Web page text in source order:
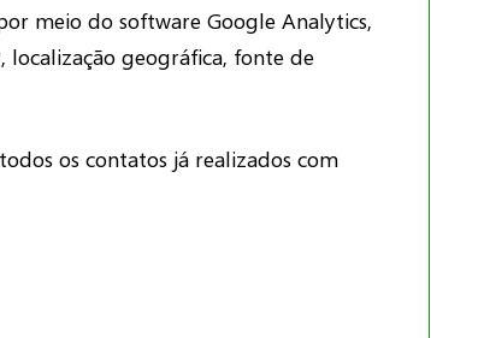
meio do software Google Analytics,
localização geográfica, fonte de
os contatos já realizados com